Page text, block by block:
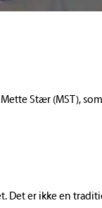
Stær (MST),
Det er ikke en